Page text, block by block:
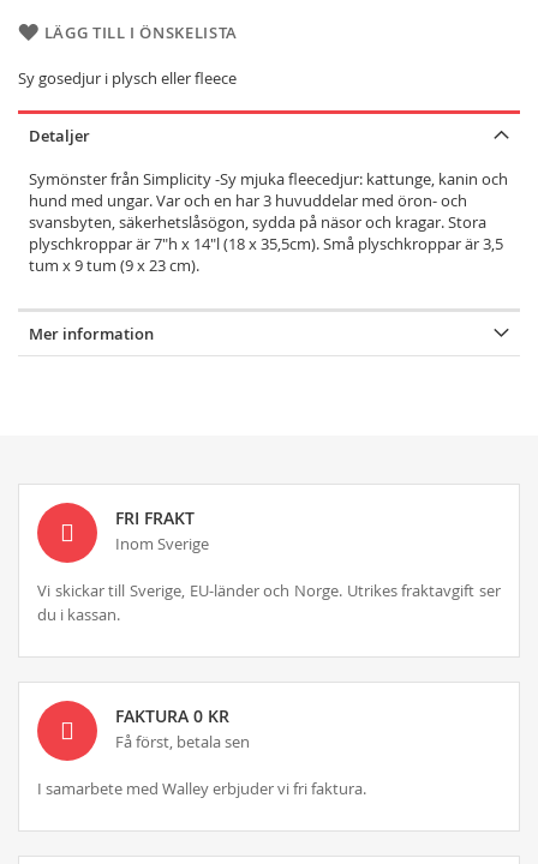
LÄGG TILL I ÖNSKELISTA
Sy gosedjur i plysch eller fleece
Detaljer
Symönster från Simplicity -Sy mjuka fleecedjur: kattunge, kanin och
hund med ungar. Var och en har 3 huvuddelar med öron- och
svansbyten, säkerhetslåsögon, sydda på näsor och kragar. Stora
plyschkroppar är 7"h x 14"l (18 x 35,5cm). Små plyschkroppar är 3,5
tum x 9 tum (9 x 23 cm).
Mer information
FRI FRAKT
Inom Sverige
Vi skickar till Sverige, EU-länder och Norge. Utrikes fraktavgift ser
du i kassan.
FAKTURA 0 KR
Få först, betala sen
I samarbete med Walley erbjuder vi fri faktura.